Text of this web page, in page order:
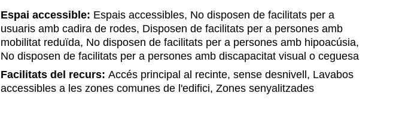
Espai accessible: Espais accessibles, No disposen de facilitats per a
usuaris amb cadira de rodes, Disposen de facilitats per a persones amb
mobilitat reduïda, No disposen de facilitats per a persones amb hipoacúsia,
No disposen de facilitats per a persones amb discapacitat visual o ceguesa
Facilitats del recurs: Accés principal al recinte, sense desnivell, Lavabos
accessibles a les zones comunes de l'edifici, Zones senyalitzades